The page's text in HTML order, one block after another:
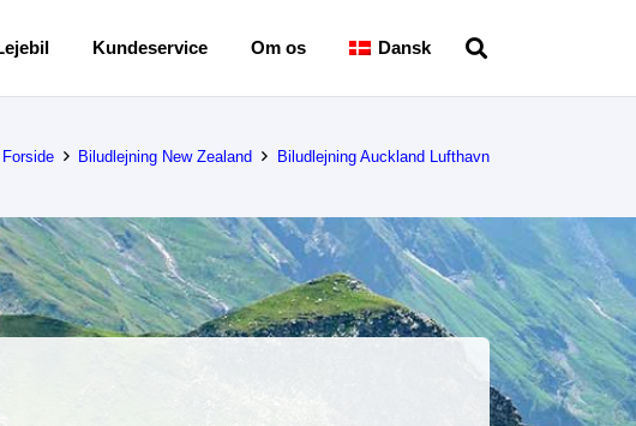
Kundeservice Om os Dansk
Forside Biludlejning New Zealand Biludlejning Auckland Lufthavn